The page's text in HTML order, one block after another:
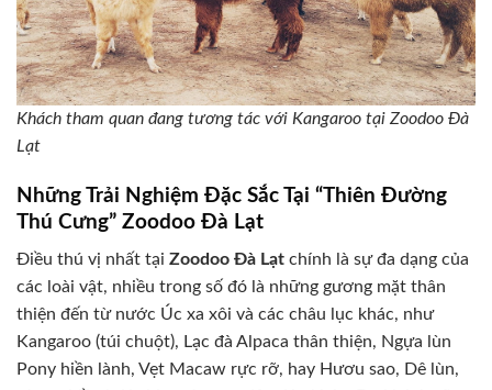
Khách tham quan đang tương tác với Kangaroo tại Zoodoo Đà
Lạt
Những Trải Nghiệm Đặc Sắc Tại “Thiên Đường
Thú Cưng” Zoodoo Đà Lạt
Điều thú vị nhất tại Zoodoo Đà Lạt chính là sự đa dạng của
các loài vật, nhiều trong số đó là những gương mặt thân
thiện đến từ nước Úc xa xôi và các châu lục khác, như
Kangaroo (túi chuột), Lạc đà Alpaca thân thiện, Ngựa lùn
Pony hiền lành, Vẹt Macaw rực rỡ, hay Hươu sao, Dê lùn,